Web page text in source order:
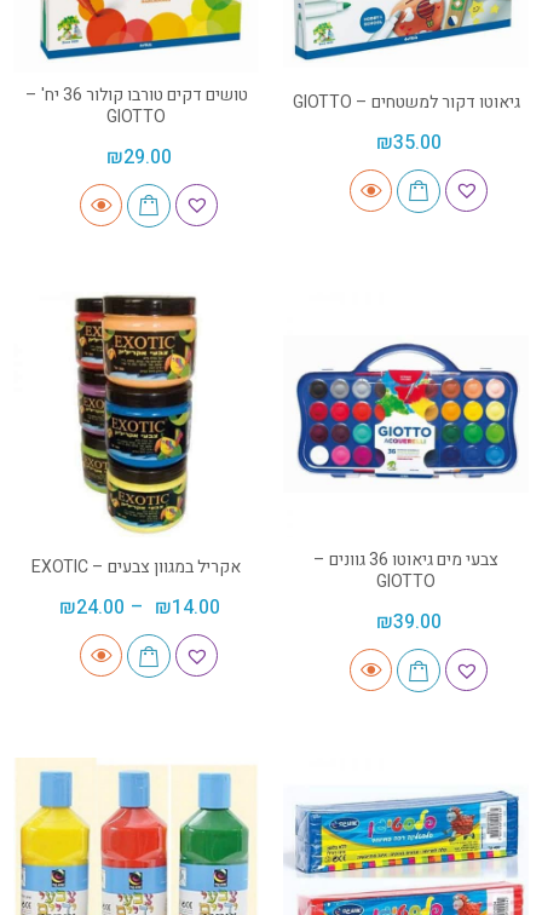
גיאוטו דקור למשטחים – GIOTTO
₪35.00
טושים דקים טורבו קולור 36 יח' –
GIOTTO
₪29.00
צבעי מים גיאוטו 36 גוונים –
GIOTTO
₪39.00
אקריל במגוון צבעים – EXOTIC
₪14.00
–
₪24.00